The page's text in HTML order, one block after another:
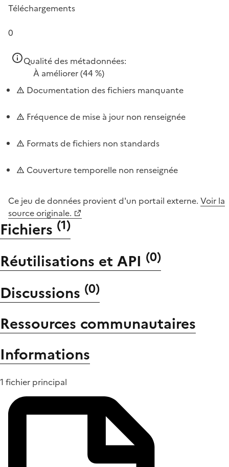
Téléchargements
0
Qualité des métadonnées:
À améliorer(44 %)
Documentation des fichiers manquante
Fréquence de mise à jour non renseignée
Formats de fichiers non standards
Couverture temporelle non renseignée
Ce jeu de données provient d'un portail externe. Voir la
source originale.
Fichiers (1)
Réutilisations et API (0)
Discussions (0)
Ressources communautaires
Informations
1 fichier principal